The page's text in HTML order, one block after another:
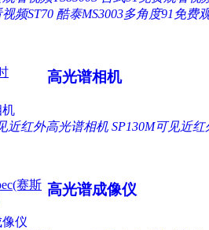
频ST70 酷泰MS3003多角度91免费
高光谱相机
机
近红外高光谱相机 SP130M可见近
赛斯 高光谱成像仪
像仪